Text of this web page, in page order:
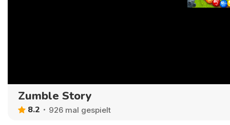
Zumble Story
8.2 926 mal gespielt